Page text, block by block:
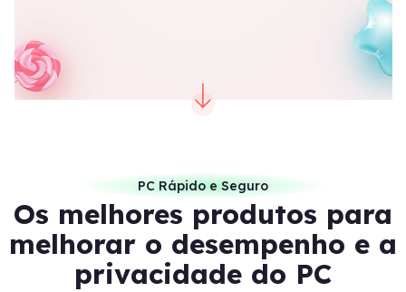
PC Rápido e Seguro
Os melhores produtos para
melhorar o desempenho e a
privacidade do PC